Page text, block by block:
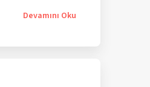
Devamını Oku